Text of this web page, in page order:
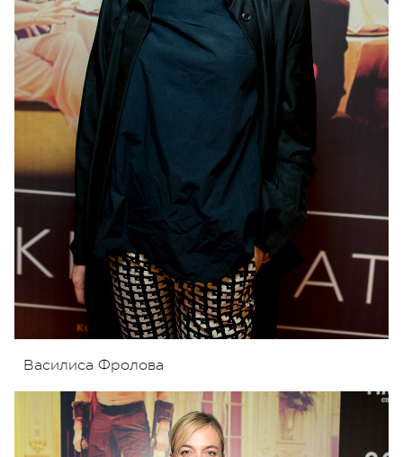
Василиса Фролова